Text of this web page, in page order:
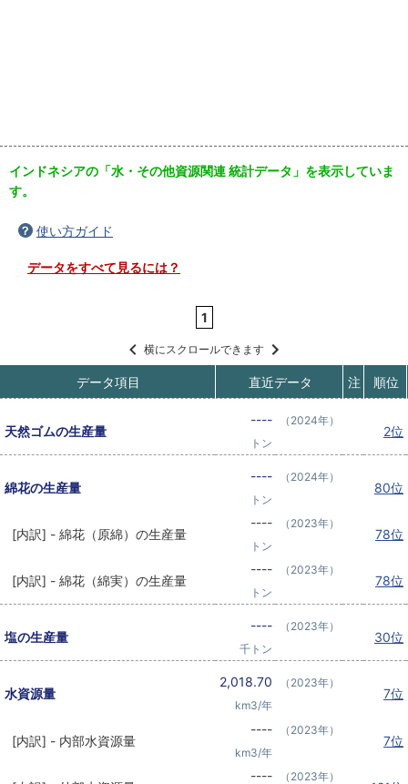
インドネシアの「水・その他資源関連 統計データ」を表示していま
す。
使い方ガイド
データをすべて見るには？
1
横にスクロールできます
データ項目 直近データ 注 順位
天然ゴムの生産量
----
トン
（2024年）
2位
綿花の生産量
----
トン
（2024年）
80位
[内訳] - 綿花（原綿）の生産量
----
トン
（2023年）
78位
[内訳] - 綿花（綿実）の生産量
----
トン
（2023年）
78位
塩の生産量
----
千トン
（2023年）
30位
水資源量
2,018.70
km3/年
（2023年）
7位
[内訳] - 内部水資源量
----
km3/年
（2023年）
7位
---- （2023年）